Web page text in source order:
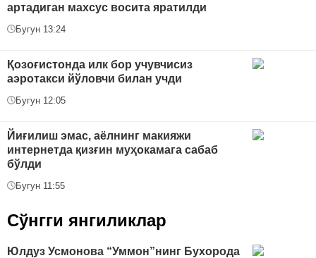
артадиган махсус восита яратилди
Бугун 13:24
Қозоғистонда илк бор учувчисиз
аэротакси йўловчи билан учди
Бугун 12:05
Йиғилиш эмас, аёлнинг макияжи
интернетда қизғин муҳокамага сабаб
бўлди
Бугун 11:55
Сўнгги янгиликлар
Юлдуз Усмонова “Уммон”нинг Бухорода